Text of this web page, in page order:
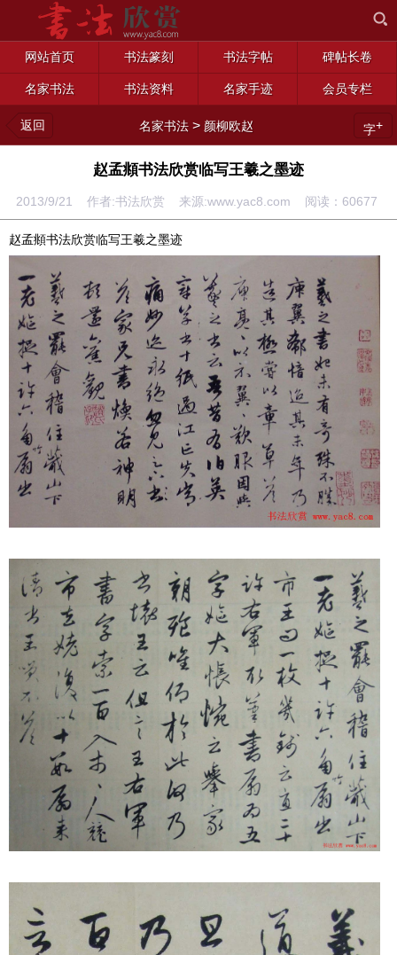
网站首页 书法篆刻 书法字帖 碑帖长卷
名家书法 书法资料 名家手迹 会员专栏
返回 名家书法 > 颜柳欧赵 字+
赵孟頫书法欣赏临写王羲之墨迹
2013/9/21 作者:书法欣赏 来源:www.yac8.com 阅读： 60677
赵孟頫书法欣赏临写王羲之墨迹